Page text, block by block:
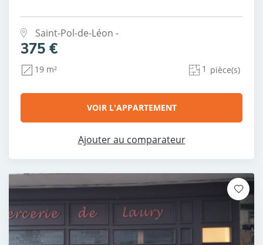
Saint-Pol-de-Léon -
375 €
19 m² 1 pièce(s)
VOIR L'APPARTEMENT
Ajouter au comparateur